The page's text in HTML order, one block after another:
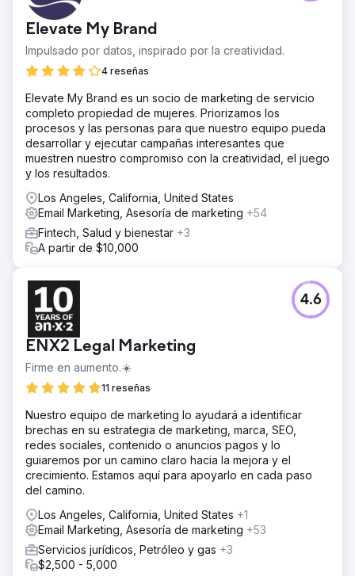
Elevate My Brand
Impulsado por datos, inspirado por la creatividad.
4 reseñas
Elevate My Brand es un socio de marketing de servicio
completo propiedad de mujeres. Priorizamos los
procesos y las personas para que nuestro equipo pueda
desarrollar y ejecutar campañas interesantes que
muestren nuestro compromiso con la creatividad, el juego
y los resultados.
Los Angeles, California, United States
Email Marketing, Asesoría de marketing +54
Fintech, Salud y bienestar +3
A partir de $10,000
ENX2 Legal Marketing
Firme en aumento.☀️
11 reseñas
4.6
Nuestro equipo de marketing lo ayudará a identificar
brechas en su estrategia de marketing, marca, SEO,
redes sociales, contenido o anuncios pagos y lo
guiaremos por un camino claro hacia la mejora y el
crecimiento. Estamos aquí para apoyarlo en cada paso
del camino.
Los Angeles, California, United States +1
Email Marketing, Asesoría de marketing +53
Servicios jurídicos, Petróleo y gas +3
$2,500 - 5,000